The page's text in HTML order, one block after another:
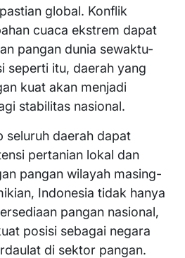
global. Konflik
cuaca ekstrem dapat
pangan dunia sewaktu-
seperti itu, daerah yang
kuat akan menjadi
stabilitas nasional.
seluruh daerah dapat
pertanian lokal dan
pangan wilayah masing-
Indonesia tidak hanya
pangan nasional,
posisi sebagai negara
di sektor pangan.